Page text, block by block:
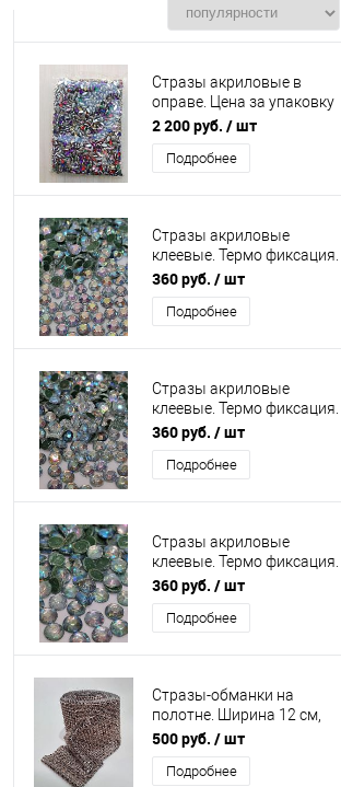
Стразы акриловые в
оправе. Цена за упаковку
2000 шт
2 200 руб. / шт
Подробнее
Стразы акриловые
клеевые. Термо фиксация.
Голографические. Размер
4 мм. Вес 0,5 кг.
360 руб. / шт
Подробнее
Стразы акриловые
клеевые. Термо фиксация.
Голографические. Размер
5 мм. Вес 0,5 кг.
360 руб. / шт
Подробнее
Стразы акриловые
клеевые. Термо фиксация.
Голографические. Размер
7 мм. Вес 0,5 кг.
360 руб. / шт
Подробнее
Стразы-обманки на
полотне. Ширина 12 см,
длина 9 метров. Цвет
бронза. Вес 700 гр.
500 руб. / шт
Подробнее